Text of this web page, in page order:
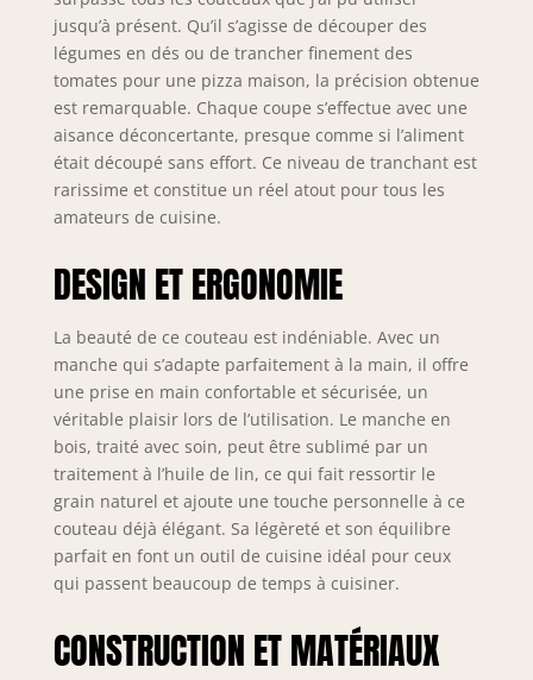
jusqu’à présent. Qu’il s’agisse de découper des
légumes en dés ou de trancher finement des
tomates pour une pizza maison, la précision obtenue
est remarquable. Chaque coupe s’effectue avec une
aisance déconcertante, presque comme si l’aliment
était découpé sans effort. Ce niveau de tranchant est
rarissime et constitue un réel atout pour tous les
amateurs de cuisine.
DESIGN ET ERGONOMIE
La beauté de ce couteau est indéniable. Avec un
manche qui s’adapte parfaitement à la main, il offre
une prise en main confortable et sécurisée, un
véritable plaisir lors de l’utilisation. Le manche en
bois, traité avec soin, peut être sublimé par un
traitement à l’huile de lin, ce qui fait ressortir le
grain naturel et ajoute une touche personnelle à ce
couteau déjà élégant. Sa légèreté et son équilibre
parfait en font un outil de cuisine idéal pour ceux
qui passent beaucoup de temps à cuisiner.
CONSTRUCTION ET MATÉRIAUX